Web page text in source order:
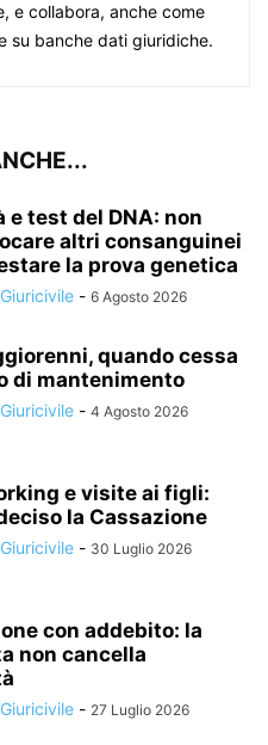
e collabora, anche come
su banche dati giuridiche.
e test del DNA: non
altri consanguinei
la prova genetica
- 6 Agosto 2026
quando cessa
di mantenimento
- 4 Agosto 2026
e visite ai figli:
la Cassazione
- 30 Luglio 2026
con addebito: la
non cancella
- 27 Luglio 2026